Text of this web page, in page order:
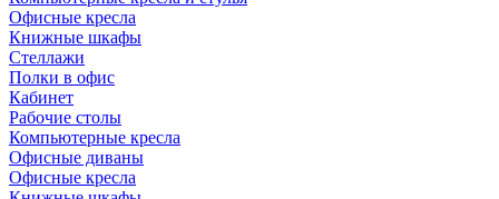
Офисные кресла
Книжные шкафы
Стеллажи
Полки в офис
Кабинет
Рабочие столы
Компьютерные кресла
Офисные диваны
Офисные кресла